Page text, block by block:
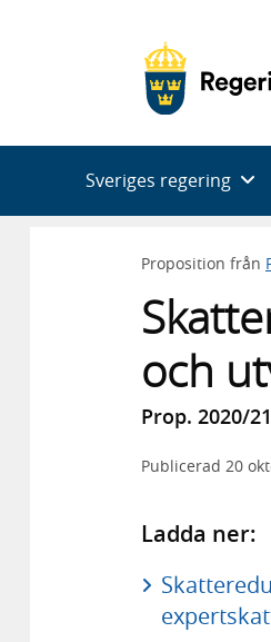
Sveriges regering
Proposition från
och
Prop. 2020/
Publicerad 20
Ladda ner: